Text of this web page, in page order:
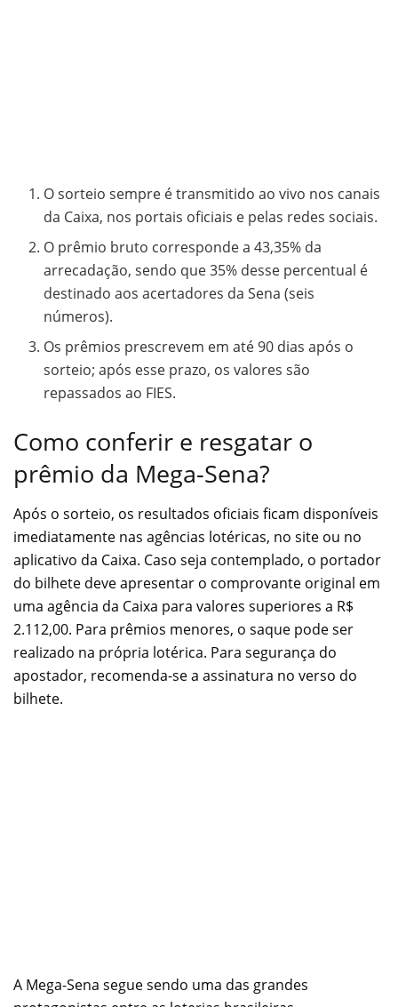
O sorteio sempre é transmitido ao vivo nos canais
da Caixa, nos portais oficiais e pelas redes sociais.
O prêmio bruto corresponde a 43,35% da
arrecadação, sendo que 35% desse percentual é
destinado aos acertadores da Sena (seis
números).
Os prêmios prescrevem em até 90 dias após o
sorteio; após esse prazo, os valores são
repassados ao FIES.
Como conferir e resgatar o
prêmio da Mega-Sena?
Após o sorteio, os resultados oficiais ficam disponíveis
imediatamente nas agências lotéricas, no site ou no
aplicativo da Caixa. Caso seja contemplado, o portador
do bilhete deve apresentar o comprovante original em
uma agência da Caixa para valores superiores a R$
2.112,00. Para prêmios menores, o saque pode ser
realizado na própria lotérica. Para segurança do
apostador, recomenda-se a assinatura no verso do
bilhete.
A Mega-Sena segue sendo uma das grandes